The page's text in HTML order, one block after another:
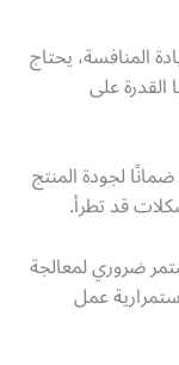
المنافسة، يحتاج
على
لجودة المنتج
قد تطرأ.
ضروري لمعالجة
عمل